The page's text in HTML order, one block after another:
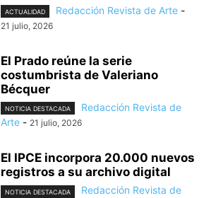
ACTUALIDAD Redacción Revista de Arte -
21 julio, 2026
El Prado reúne la serie
costumbrista de Valeriano
Bécquer
NOTICIA DESTACADA
Redacción Revista de
Arte - 21 julio, 2026
El IPCE incorpora 20.000 nuevos
registros a su archivo digital
NOTICIA DESTACADA
Redacción Revista de